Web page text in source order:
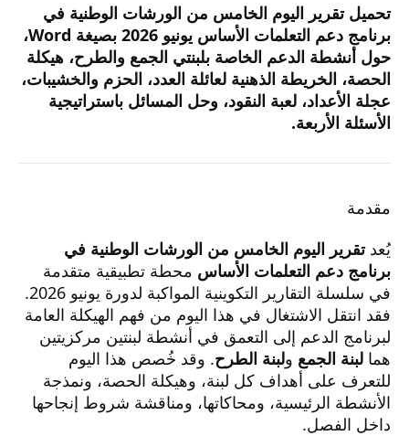
تحميل تقرير اليوم الخامس من الورشات الوطنية في
برنامج دعم التعلمات الأساس يونيو 2026 بصيغة Word،
حول أنشطة الدعم الخاصة بلبنتي الجمع والطرح، هيكلة
الحصة، الخريطة الذهنية لعائلة العدد، الحزم والخشيبات،
عجلة الأعداد، لعبة النقود، وحل المسائل باستراتيجية
الأسئلة الأربعة.
مقدمة
يُعدتقرير اليوم الخامس من الورشات الوطنية في
برنامج دعم التعلمات الأساس محطة تطبيقية متقدمة
في سلسلة التقارير التكوينية المواكبة لدورة يونيو 2026.
فقد انتقل الاشتغال في هذا اليوم من فهم الهيكلة العامة
لبرنامج الدعم إلى التعمق في أنشطة لبنتين مركزيتين
هما لبنة الجمع ولبنة الطرح. وقد خُصص هذا اليوم
للتعرف على أهداف كل لبنة، وهيكلة الحصة، ونمذجة
الأنشطة الرئيسية، ومحاكاتها، ومناقشة شروط إنجاحها
داخل الفصل.